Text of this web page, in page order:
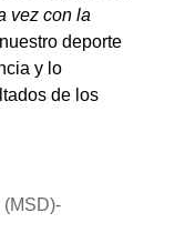
vez con la
deporte
y lo
de los